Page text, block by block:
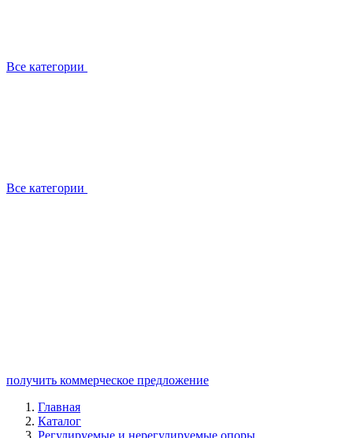
Все категории
Все категории
получить коммерческое предложение
Главная
Каталог
Регулируемые и нерегулируемые опоры